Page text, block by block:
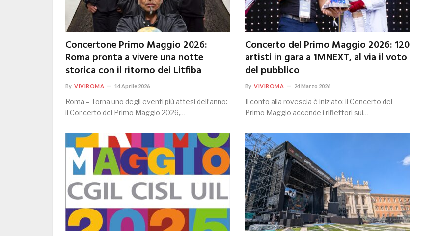
Concertone Primo Maggio 2026:
Roma pronta a vivere una notte
storica con il ritorno dei Litfiba
By VIVIROMA 14 Aprile 2026
Roma – Torna uno degli eventi più attesi dell’anno:
il Concerto del Primo Maggio 2026,…
Concerto del Primo Maggio 2026: 120
artisti in gara a 1MNEXT, al via il voto
del pubblico
By VIVIROMA 24 Marzo 2026
Il conto alla rovescia è iniziato: il Concerto del
Primo Maggio accende i riflettori sui…